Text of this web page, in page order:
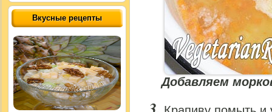
Добавляем
Вкусные рецепты